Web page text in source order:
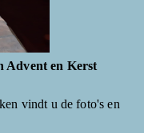
Advent en Kerst
vindt u de foto's en